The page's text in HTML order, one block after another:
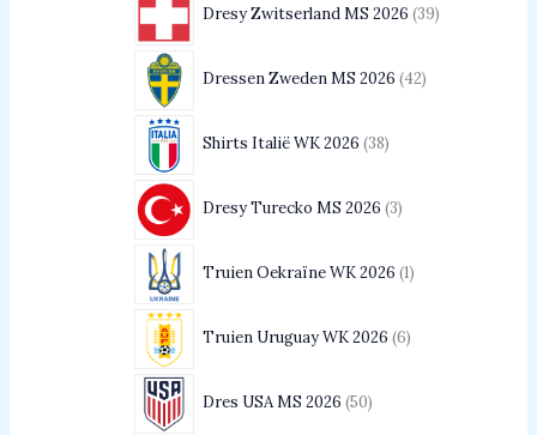
Dresy Zwitserland MS 2026 39
Dressen Zweden MS 2026 42
Shirts Italië WK 2026 38
Dresy Turecko MS 2026 3
Truien Oekraïne WK 2026 1
Truien Uruguay WK 2026 6
Dres USA MS 2026 50